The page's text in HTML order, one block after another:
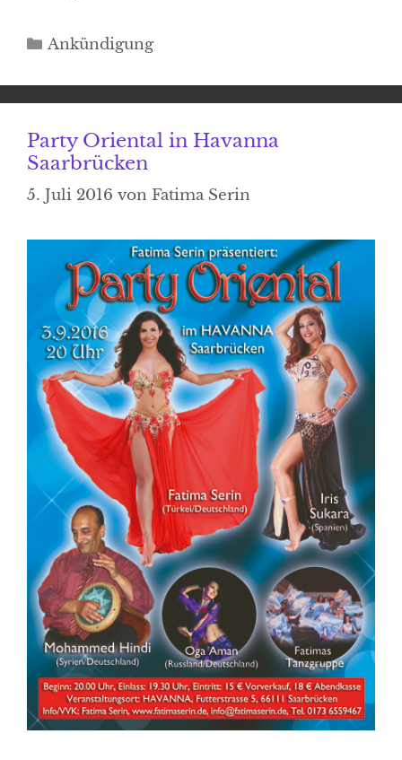
Kategorien
Ankündigung
Party Oriental in Havanna
Saarbrücken
5. Juli 2016 von Fatima Serin